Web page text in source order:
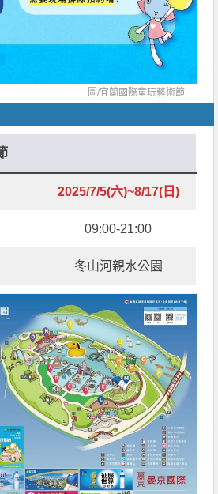
圖/宜蘭國際童玩藝術節
2025/7/5(六)~8/17(日)
09:00-21:00
冬山河親水公園